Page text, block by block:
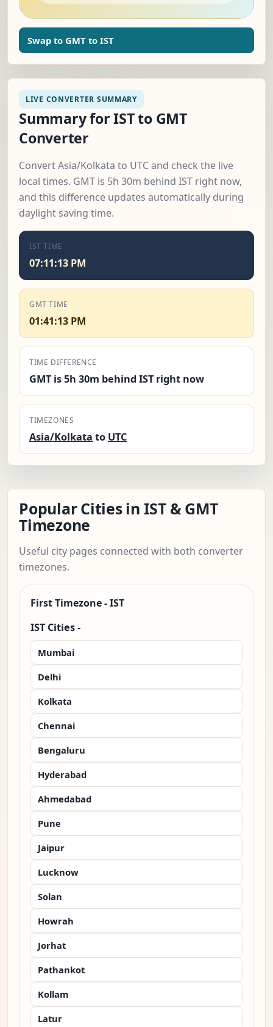
Swap to GMT to IST
LIVE CONVERTER SUMMARY
Summary for IST to GMT
Converter
Convert Asia/Kolkata to UTC and check the live
local times. GMT is 5h 30m behind IST right now,
and this difference updates automatically during
daylight saving time.
IST TIME
07:11:14 PM
GMT TIME
01:41:14 PM
TIME DIFFERENCE
GMT is 5h 30m behind IST right now
TIMEZONES
Asia/Kolkata to UTC
Popular Cities in IST & GMT
Timezone
Useful city pages connected with both converter
timezones.
First Timezone - IST
IST Cities -
Mumbai
Delhi
Kolkata
Chennai
Bengaluru
Hyderabad
Ahmedabad
Pune
Jaipur
Lucknow
Solan
Howrah
Jorhat
Pathankot
Kollam
Latur